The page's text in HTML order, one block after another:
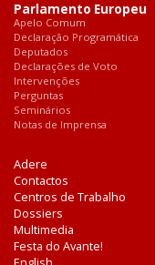
Parlamento Europeu
Apelo Comum
Declaração Programática
Deputados
Declarações de Voto
Intervenções
Perguntas
Seminários
Notas de Imprensa
Adere
Contactos
Centros de Trabalho
Dossiers
Multimedia
Festa do Avante!